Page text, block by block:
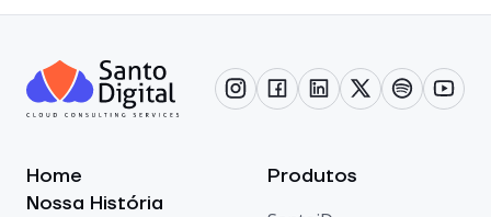
Home
Nossa História
Produtos